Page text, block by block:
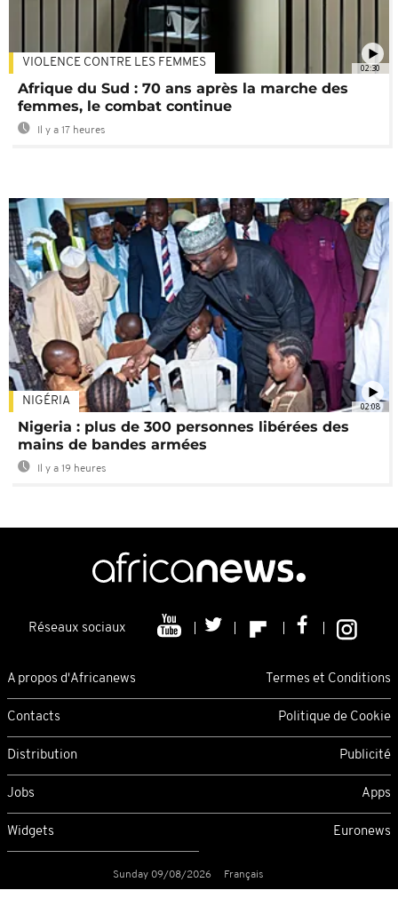
02:30
VIOLENCE CONTRE LES FEMMES
Afrique du Sud : 70 ans après la marche des
femmes, le combat continue
Il y a 17 heures
02:08
NIGÉRIA
Nigeria : plus de 300 personnes libérées des
mains de bandes armées
Il y a 19 heures
Réseaux sociaux
A propos d'Africanews Termes et Conditions
Contacts Politique de Cookie
Distribution Publicité
Jobs Apps
Widgets Euronews
Sunday 09/08/2026